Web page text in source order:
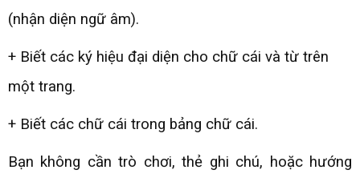
(nhận diện ngữ âm).
+ Biết các ký hiệu đại diện cho chữ cái và từ trên
một trang.
+ Biết các chữ cái trong bảng chữ cái.
Bạn không cần trò chơi, thẻ ghi chú, hoặc hướng